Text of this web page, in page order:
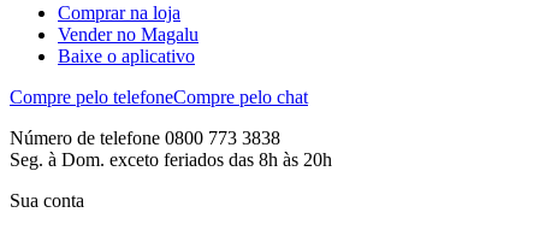
Comprar na loja
Vender no Magalu
Baixe o aplicativo
Compre pelo telefoneCompre pelo chat
Número de telefone 0800 773 3838
Seg. à Dom. exceto feriados das 8h às 20h
Sua conta